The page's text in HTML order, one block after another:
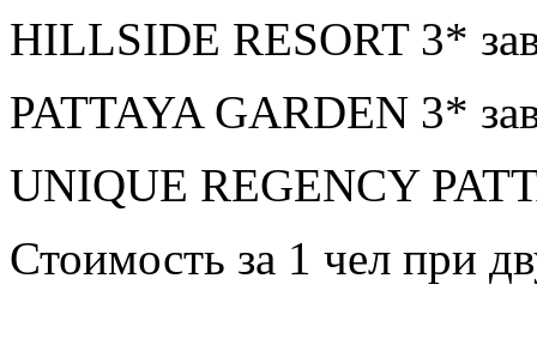
HILLSIDE RESORT 3*
PATTAYA GARDEN 3*
UNIQUE REGENCY
Стоимость за 1 чел при